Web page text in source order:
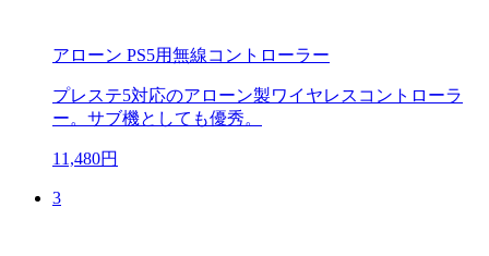
アローン PS5用無線コントローラー
プレステ5対応のアローン製ワイヤレスコントローラ
ー。サブ機としても優秀。
11,480円
3